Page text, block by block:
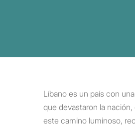
Líbano es un país con
que devastaron la
este camino luminoso,